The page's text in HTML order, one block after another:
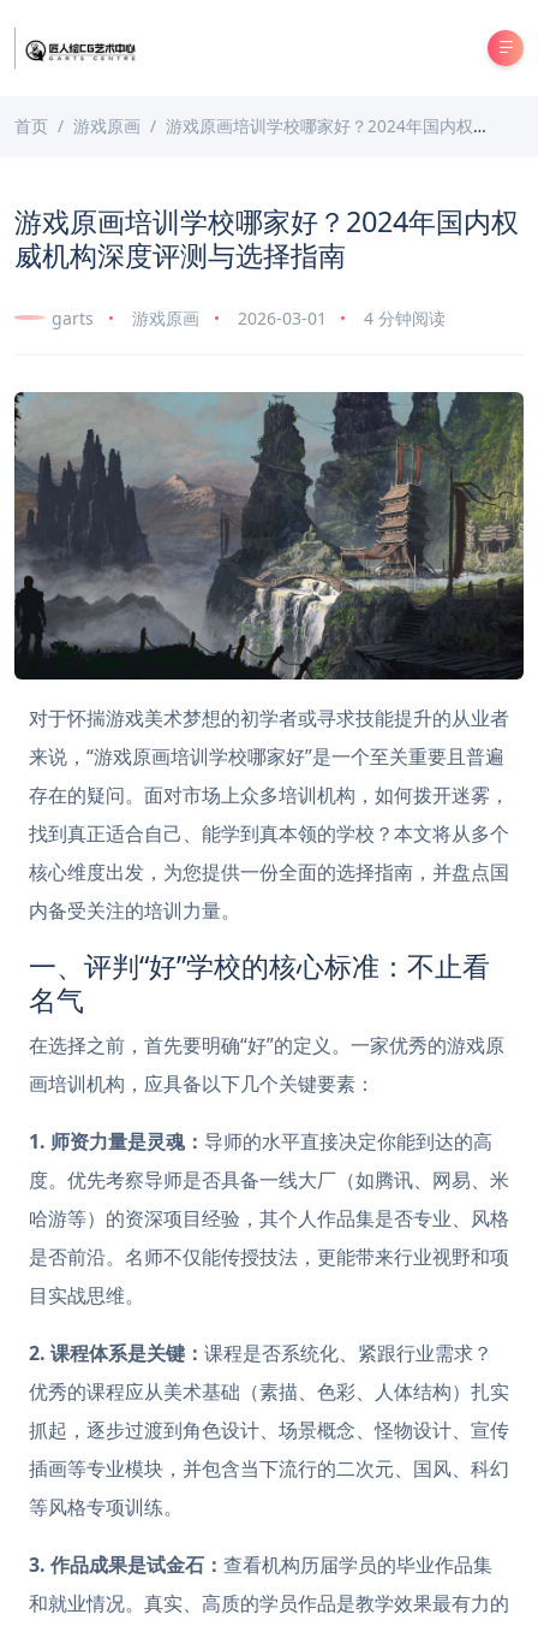
首页 游戏原画 游戏原画培训学校哪家好？2024年国内权威机构深度评测与选择指南
游戏原画培训学校哪家好？2024年国内权
威机构深度评测与选择指南
garts 游戏原画 2026-03-01 4 分钟阅读
对于怀揣游戏美术梦想的初学者或寻求技能提升的从业者
来说，“游戏原画培训学校哪家好”是一个至关重要且普遍
存在的疑问。面对市场上众多培训机构，如何拨开迷雾，
找到真正适合自己、能学到真本领的学校？本文将从多个
核心维度出发，为您提供一份全面的选择指南，并盘点国
内备受关注的培训力量。
一、评判“好”学校的核心标准：不止看
名气
在选择之前，首先要明确“好”的定义。一家优秀的游戏原
画培训机构，应具备以下几个关键要素：
1. 师资力量是灵魂： 导师的水平直接决定你能到达的高
度。优先考察导师是否具备一线大厂（如腾讯、网易、米
哈游等）的资深项目经验，其个人作品集是否专业、风格
是否前沿。名师不仅能传授技法，更能带来行业视野和项
目实战思维。
2. 课程体系是关键： 课程是否系统化、紧跟行业需求？
优秀的课程应从美术基础（素描、色彩、人体结构）扎实
抓起，逐步过渡到角色设计、场景概念、怪物设计、宣传
插画等专业模块，并包含当下流行的二次元、国风、科幻
等风格专项训练。
3. 作品成果是试金石： 查看机构历届学员的毕业作品集
和就业情况。真实、高质的学员作品是教学效果最有力的